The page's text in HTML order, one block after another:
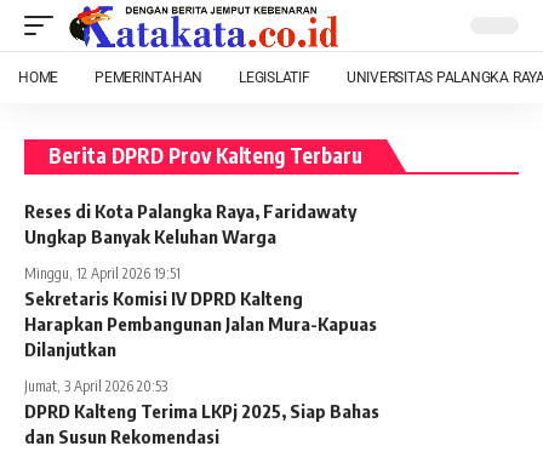
HOME PEMERINTAHAN LEGISLATIF UNIVERSITAS PALANGKA
Berita DPRD Prov Kalteng Terbaru
Reses di Kota Palangka Raya, Faridawaty
Ungkap Banyak Keluhan Warga
Minggu, 12 April 2026 19:51
Sekretaris Komisi IV DPRD Kalteng
Harapkan Pembangunan Jalan Mura-Kapuas
Dilanjutkan
Jumat, 3 April 2026 20:53
DPRD Kalteng Terima LKPj 2025, Siap Bahas
dan Susun Rekomendasi